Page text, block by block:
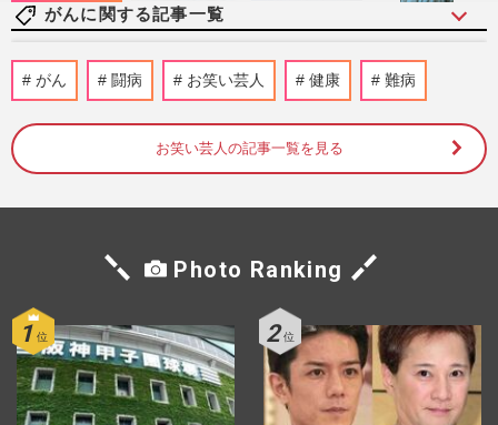
がんに関する記事一覧
乳がんで左胸を失うも第一声は“気に入っ
た！”「根拠がなくても大丈夫」ロックバ
週刊女性2026年8月18日・25日号 2時間前
週刊女性2026年8月11日号
【追悼】山田五郎さん「やり残したことが
ない」語っていた終活と、大切にしていた
妻と愛犬との“こだわり”…
週刊女性2026年8月11日号 2026/7/29
がん 闘病 お笑い芸人 健康 難病
お笑い芸人の記事一覧を見る
Photo Ranking